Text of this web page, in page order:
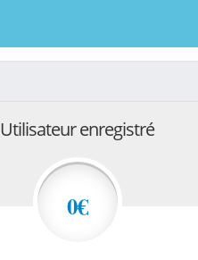
Utilisateur enregistré
0€